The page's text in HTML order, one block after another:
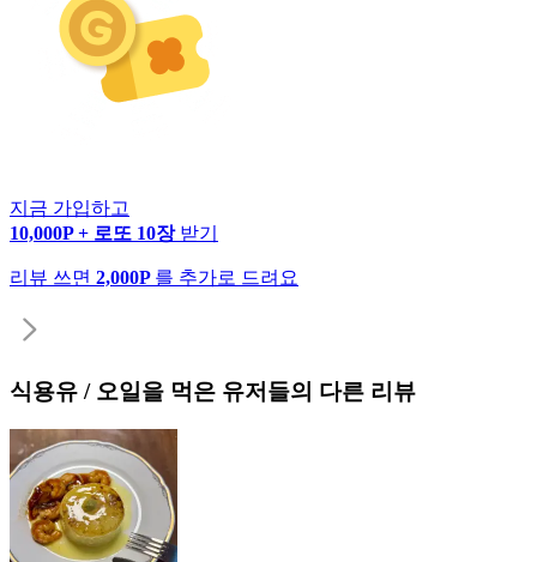
지금 가입하고
10,000P + 로또 10장 받기
리뷰 쓰면 2,000P 를 추가로 드려요
식용유 / 오일 을 먹은 유저들의 다른 리뷰